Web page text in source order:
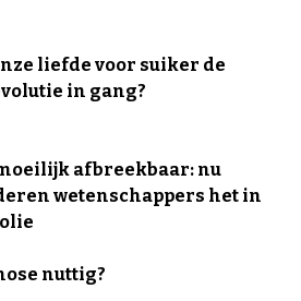
liefde voor suiker de
in gang?
afbreekbaar: nu
wetenschappers het in
nuttig?